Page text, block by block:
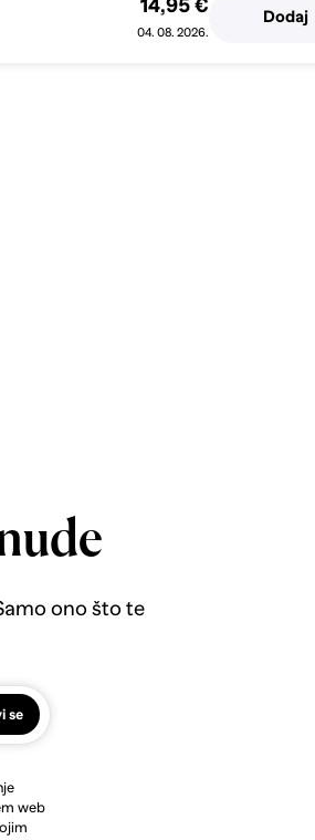
14,95 €
04. 08. 2026.
Dodaj
ono što te
se
web